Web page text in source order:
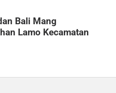
Anti
dan
Om
Bali Mang
Lamo Kecamatan